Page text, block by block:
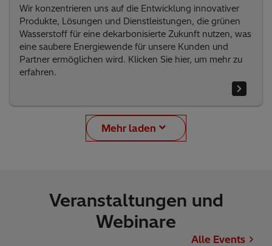
Wir konzentrieren uns auf die Entwicklung innovativer
Produkte, Lösungen und Dienstleistungen, die grünen
Wasserstoff für eine dekarbonisierte Zukunft nutzen, was
eine saubere Energiewende für unsere Kunden und
Partner ermöglichen wird. Klicken Sie hier, um mehr zu
erfahren.
Mehr laden
Veranstaltungen und
Webinare
Alle Events